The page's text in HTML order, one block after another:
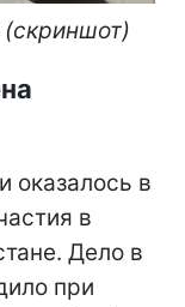
оказалось в
в
Дело в
при